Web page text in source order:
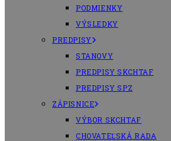
PODMIENKY
VÝSLEDKY
PREDPISY
STANOVY
PREDPISY SKCHTAF
PREDPISY SPZ
ZÁPISNICE
VÝBOR SKCHTAF
CHOVATEĽSKÁ RADA